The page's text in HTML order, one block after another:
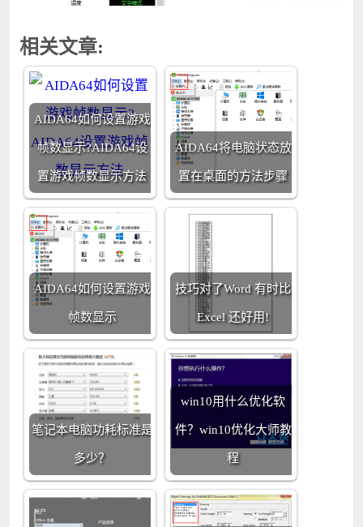
相关文章:
AIDA64如何设置游戏
帧数显示?AIDA64设
置游戏帧数显示方法
AIDA64将电脑状态放
置在桌面的方法步骤
AIDA64如何设置游戏
帧数显示
技巧对了Word 有时比
Excel 还好用!
笔记本电脑功耗标准是
多少？
win10用什么优化软
件？win10优化大师教
程